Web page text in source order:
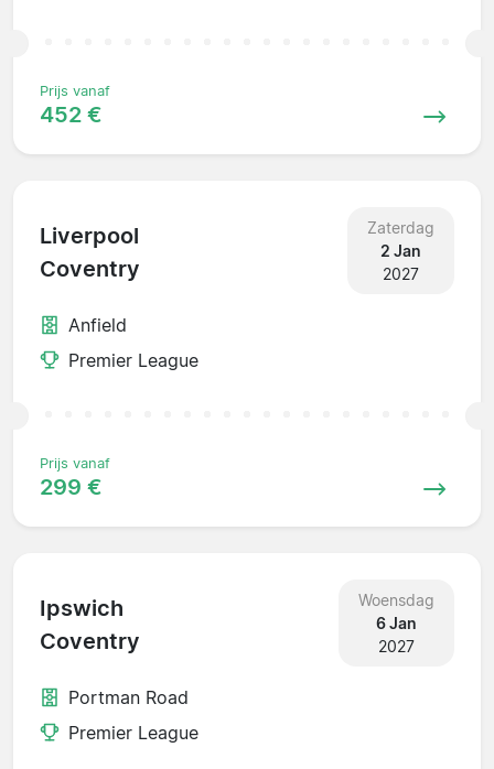
Prijs vanaf
452 €
Liverpool
Coventry
Zaterdag
2 Jan
2027
Anfield
Premier League
Prijs vanaf
299 €
Ipswich
Coventry
Woensdag
6 Jan
2027
Portman Road
Premier League